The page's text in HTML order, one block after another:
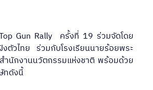
Gun Rally  ครั้งที่ 19 ร่วมจัดโดย
ตัวไทย ร่วมกับโรงเรียนนายร้อยพระ
ำนักงานนวัตกรรมแห่งชาติ พร้อมด้วย
ทดังนี้